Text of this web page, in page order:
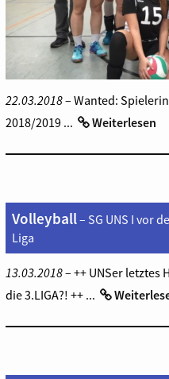
22.03.2018– Wanted:
2018/2019 ...
Weiterlesen
Volleyball– SG UNS I vor
Liga
13.03.2018– ++ UNSer letztes
die 3.LIGA?! ++ ...